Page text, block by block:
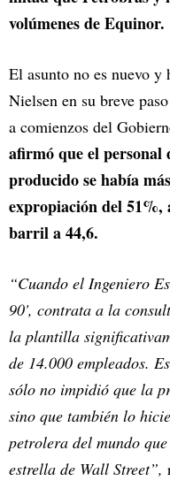
volúmenes de Equinor.
El asunto no es nuevo
Nielsen en su breve
a comienzos del
afirmó que el
producido se había
expropiación del 51%,
barril a 44,6.
“Cuando el Ingeniero
90', contrata a la
la plantilla
de 14.000 empleados.
sólo no impidió que la
sino que también lo
petrolera del mundo
estrella de Wall Street”,